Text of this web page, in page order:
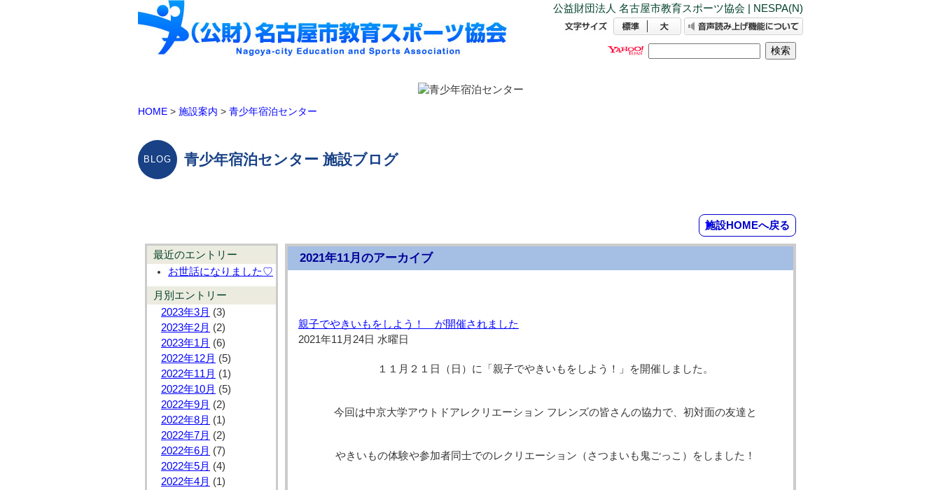
公益財団法人 名古屋市教育スポーツ協会 | NESPA(N)
HOME > 施設案内 > 青少年宿泊センター
青少年宿泊センター 施設ブログ
施設HOMEへ戻る
最近のエントリー
お世話になりました♡
月別エントリー
2023年3月 (3)
2023年2月 (2)
2023年1月 (6)
2022年12月 (5)
2022年11月 (1)
2022年10月 (5)
2022年9月 (2)
2022年8月 (1)
2022年7月 (2)
2022年6月 (7)
2022年5月 (4)
2022年4月 (1)
2021年11月のアーカイブ
親子でやきいもをしよう！ が開催されました
2021年11月24日 水曜日
１１月２１日（日）に「親子でやきいもをしよう！」を開催しました。
今回は中京大学アウトドアレクリエーション フレンズの皆さんの協力で、初対面の友達と
やきいもの体験や参加者同士でのレクリエーション（さつまいも鬼ごっこ）をしました！